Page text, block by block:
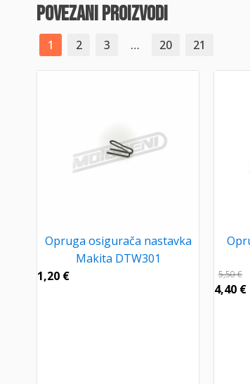
povezani proizvodi
1 2 3 … 20 21
Opruga osigurača nastavka
Makita DTW301
1,20 € 5,50€
4,40 €